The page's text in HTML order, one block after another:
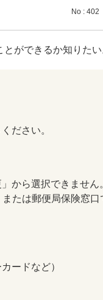
No : 402
ができるか知りたい
ださい。
から選択できませ
たは郵便局保険窓口
ードなど）